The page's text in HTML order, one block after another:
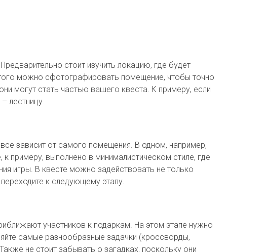
стоит изучить локацию, где будет
можно сфотографировать помещение, чтобы точно
могут стать частью вашего квеста. К примеру, если
лестницу.
зависит от самого помещения. В одном, например,
примеру, выполнено в минималистическом стиле, где
игры. В квесте можно задействовать не только
к следующему этапу.
участников к подаркам. На этом этапе нужно
самые разнообразные задачки (кроссворды,
не стоит забывать о загадках, поскольку они